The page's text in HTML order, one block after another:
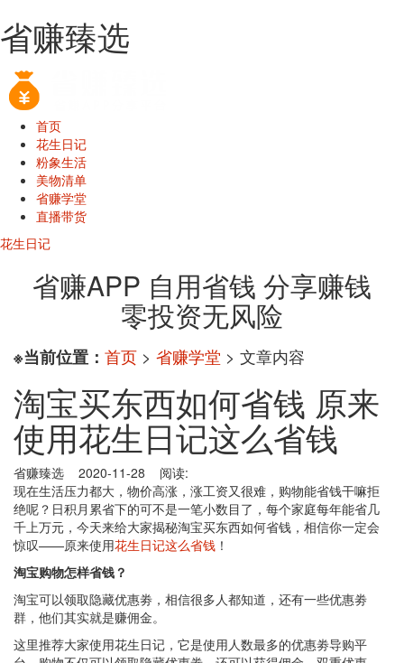
省赚臻选
首页
花生日记
粉象生活
美物清单
省赚学堂
直播带货
花生日记
省赚APP 自用省钱 分享赚钱
零投资无风险
※当前位置： 首页 > 省赚学堂 > 文章内容
淘宝买东西如何省钱 原来
使用花生日记这么省钱
省赚臻选 2020-11-28 阅读:
现在生活压力都大，物价高涨，涨工资又很难，购物能省钱干嘛拒
绝呢？日积月累省下的可不是一笔小数目了，每个家庭每年能省几
千上万元，今天来给大家揭秘淘宝买东西如何省钱，相信你一定会
惊叹——原来使用花生日记这么省钱 ！
淘宝购物怎样省钱？
淘宝可以领取隐藏优惠劵，相信很多人都知道，还有一些优惠劵
群，他们其实就是赚佣金。
这里推荐大家使用花生日记，它是使用人数最多的优惠劵导购平